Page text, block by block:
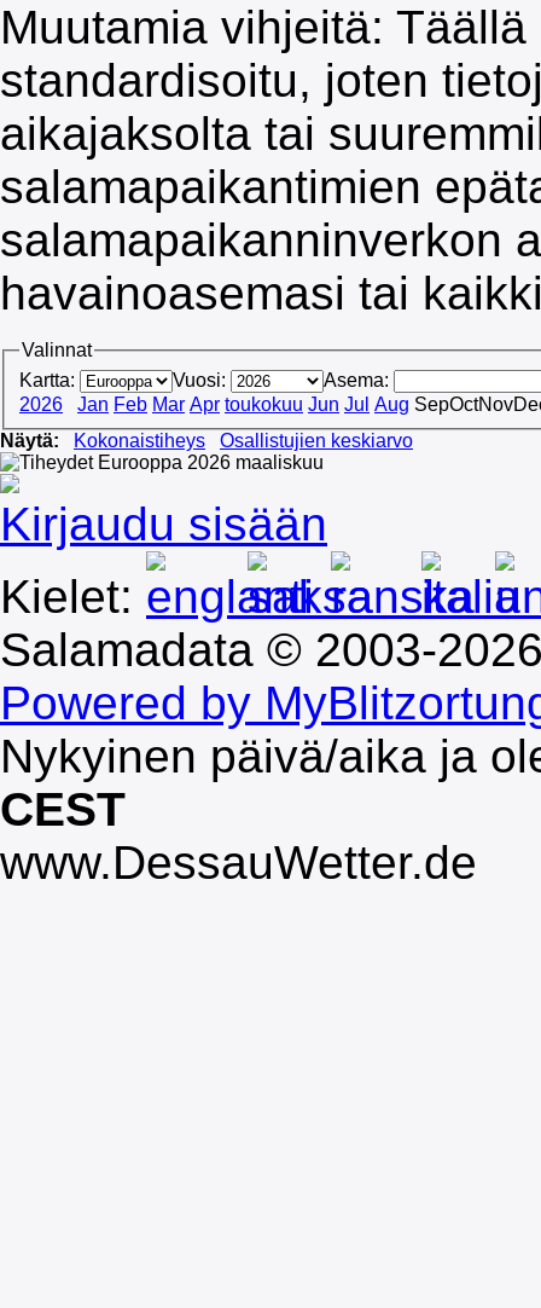
Muutamia vihjeitä:
standardisoitu, joten
aikajaksolta tai
salamapaikantimien
salamapaikanninverkon
havainoasemasi tai
Valinnat
Kartta:
Vuosi:
Asema:
2026
Jan Feb Mar Apr toukokuu Jun Jul Aug SepOctNov
Näytä:
Kokonaistiheys Osallistujien keskiarvo
Kirjaudu sisään
Kielet:
Salamadata © 2003-
Powered by
Nykyinen päivä/aika ja
CEST
www.DessauWetter.de